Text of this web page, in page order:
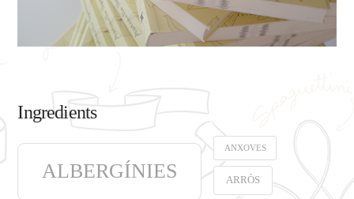
Ingredients
ALBERGÍNIES
ANXOVES
ARRÒS